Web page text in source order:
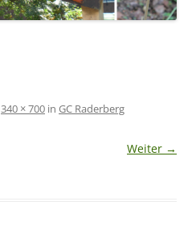
340 × 700 in GC Raderberg
Weiter →